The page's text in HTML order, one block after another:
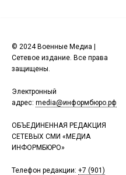
© 2024 Военные Медиа |
Сетевое издание. Все права
защищены.
Электронный
адрес: media@информбюро.рф
ОБЪЕДИНЕННАЯ РЕДАКЦИЯ
СЕТЕВЫХ СМИ «МЕДИА
ИНФОРМБЮРО»
Телефон редакции: +7 (901)